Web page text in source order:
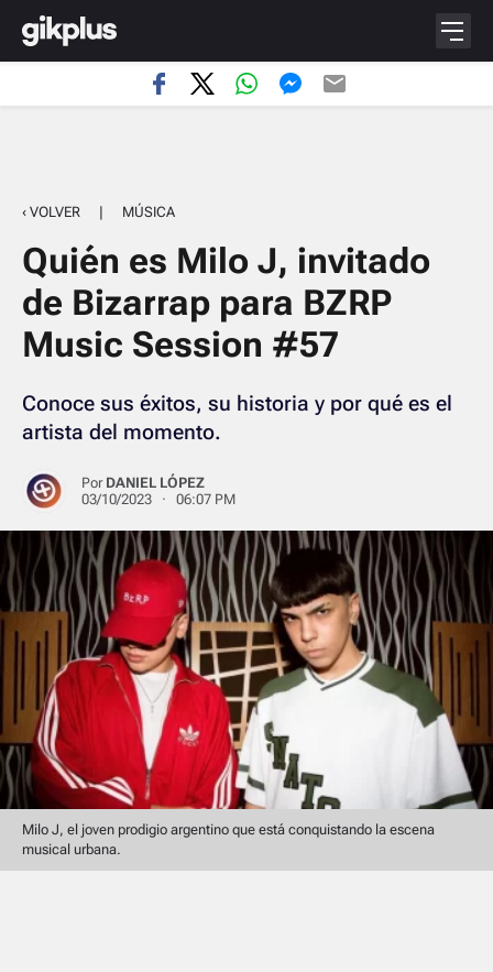
‹ VOLVER | MÚSICA
Quién es Milo J, invitado
de Bizarrap para BZRP
Music Session #57
Conoce sus éxitos, su historia y por qué es el
artista del momento.
Por DANIEL LÓPEZ
03/10/2023 · 06:07 PM
Milo J, el joven prodigio argentino que está conquistando la escena
musical urbana.